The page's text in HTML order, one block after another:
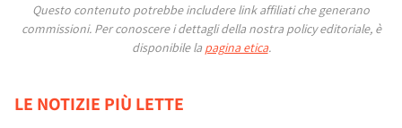
Questo contenuto potrebbe includere link affiliati che generano
commissioni. Per conoscere i dettagli della nostra policy editoriale, è
disponibile la pagina etica.
LE NOTIZIE PIÙ LETTE